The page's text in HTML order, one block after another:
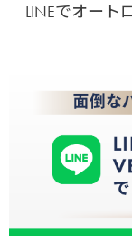
LINEでオート